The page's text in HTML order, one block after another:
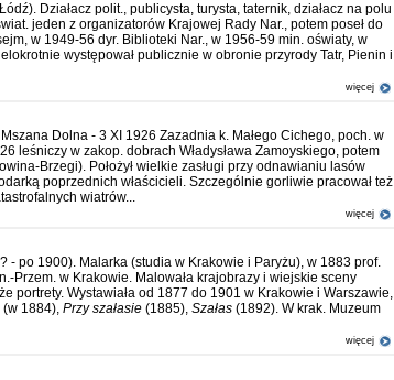
Działacz polit., publicysta, turysta, taternik, działacz na polu
jeden z organizatorów Krajowej Rady Nar., potem poseł do
w 1949-56 dyr. Biblioteki Nar., w 1956-59 min. oświaty, w
występował publicznie w obronie przyrody Tatr, Pienin i
więcej
Dolna - 3 XI 1926 Zazadnia k. Małego Cichego, poch. w
leśniczy w zakop. dobrach Władysława Zamoyskiego, potem
Brzegi). Położył wielkie zasługi przy odnawianiu lasów
poprzednich właścicieli. Szczególnie gorliwie pracował też
wiatrów...
więcej
- po 1900). Malarka (studia w Krakowie i Paryżu), w 1883 prof.
Przem. w Krakowie. Malowała krajobrazy i wiejskie sceny
portrety. Wystawiała od 1877 do 1901 w Krakowie i Warszawie,
(w 1884), Przy szałasie (1885), Szałas (1892). W krak. Muzeum
więcej